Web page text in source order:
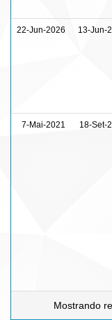
22-Jun-2026 13-Jun-
7-Mai-2021 18-Set-
Mostrando